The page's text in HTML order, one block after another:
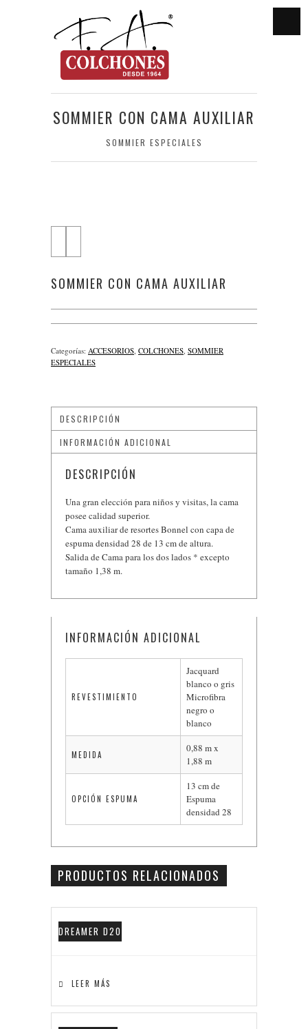
SOMMIER CON CAMA AUXILIAR
SOMMIER ESPECIALES
SOMMIER CON CAMA AUXILIAR
Categorías: ACCESORIOS COLCHONES SOMMIER
ESPECIALES
DESCRIPCIÓN
INFORMACIÓN ADICIONAL
DESCRIPCIÓN
Una gran elección para niños y visitas, la cama
posee calidad superior.
Cama auxiliar de resortes Bonnel con capa de
espuma densidad 28 de 13 cm de altura.
Salida de Cama para los dos lados * excepto
tamaño 1,38 m.
INFORMACIÓN ADICIONAL
REVESTIMIENTO
Jacquard
blanco o gris
Microfibra
negro o
blanco
MEDIDA
0,88 m x
1,88 m
OPCIÓN ESPUMA
13 cm de
Espuma
densidad 28
PRODUCTOS RELACIONADOS
DREAMER D20
LEER MÁS